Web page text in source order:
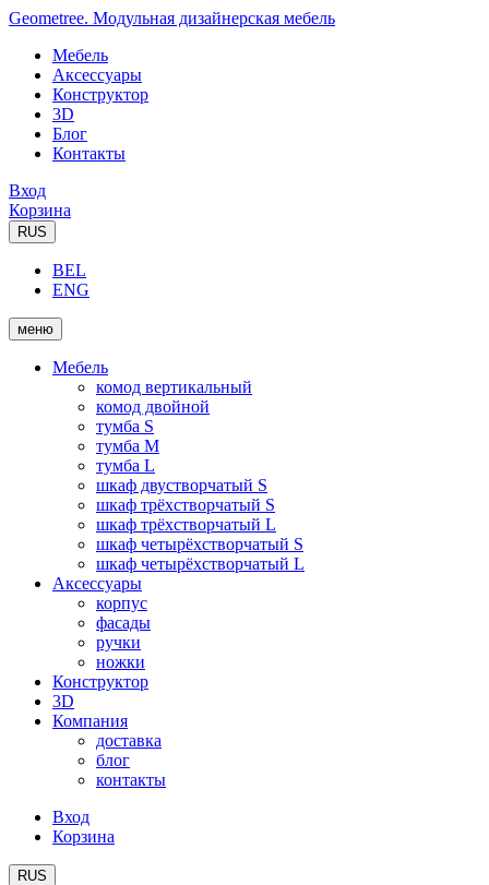
Geometree. Модульная дизайнерская мебель
Мебель
Аксессуары
Конструктор
3D
Блог
Контакты
Вход
Корзина
RUS
BEL
ENG
меню
Мебель
комод вертикальный
комод двойной
тумба S
тумба M
тумба L
шкаф двустворчатый S
шкаф трёхстворчатый S
шкаф трёхстворчатый L
шкаф четырёхстворчатый S
шкаф четырёхстворчатый L
Аксессуары
корпус
фасады
ручки
ножки
Конструктор
3D
Компания
доставка
блог
контакты
Вход
Корзина
RUS